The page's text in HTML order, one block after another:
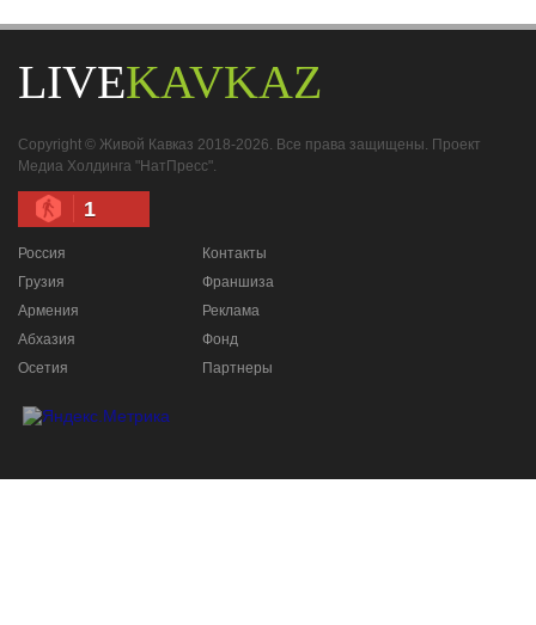
LIVEKAVKAZ
Copyright © Живой Кавказ 2018-2026. Все права защищены. Проект
Медиа Холдинга "НатПресс".
1
Россия
Грузия
Армения
Абхазия
Осетия
Контакты
Франшиза
Реклама
Фонд
Партнеры